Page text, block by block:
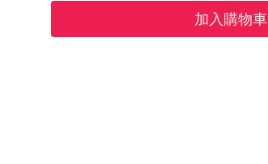
加入購物車